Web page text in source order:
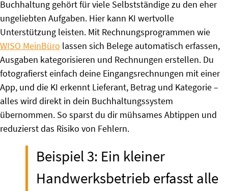
Buchhaltung gehört für viele Selbstständige zu den eher
ungeliebten Aufgaben. Hier kann KI wertvolle
Unterstützung leisten. Mit Rechnungsprogrammen wie
WISO MeinBüro lassen sich Belege automatisch erfassen,
Ausgaben kategorisieren und Rechnungen erstellen. Du
fotografierst einfach deine Eingangsrechnungen mit einer
App, und die KI erkennt Lieferant, Betrag und Kategorie –
alles wird direkt in dein Buchhaltungssystem
übernommen. So sparst du dir mühsames Abtippen und
reduzierst das Risiko von Fehlern.
Beispiel 3: Ein kleiner
Handwerksbetrieb erfasst alle